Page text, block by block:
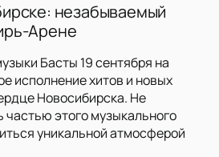
незабываемый
Арене
Басты 19 сентября на
исполнение хитов и новых
Новосибирска. Не
частью этого музыкального
уникальной атмосферой